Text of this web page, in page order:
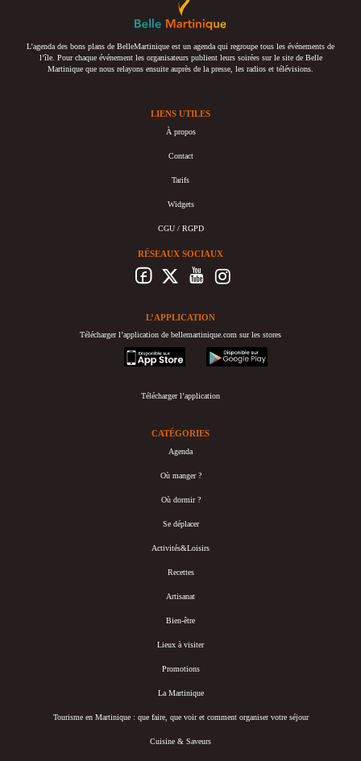
L’agenda des bons plans de BelleMartinique est un agenda qui regroupe tous les événements de
l’île. Pour chaque événement les organisateurs publient leurs soirées sur le site de Belle
Martinique que nous relayons ensuite auprès de la presse, les radios et télévisions.
LIENS UTILES
À propos
Contact
Tarifs
Widgets
CGU / RGPD
RÉSEAUX SOCIAUX
L’APPLICATION
Télécharger l’application de bellemartinique.com sur les stores
appstore
googleplay
Télécharger l’application
CATÉGORIES
Agenda
Où manger ?
Où dormir ?
Se déplacer
Activités&Loisirs
Recettes
Artisanat
Bien-être
Lieux à visiter
Promotions
La Martinique
Tourisme en Martinique : que faire, que voir et comment organiser votre séjour
Cuisine & Saveurs